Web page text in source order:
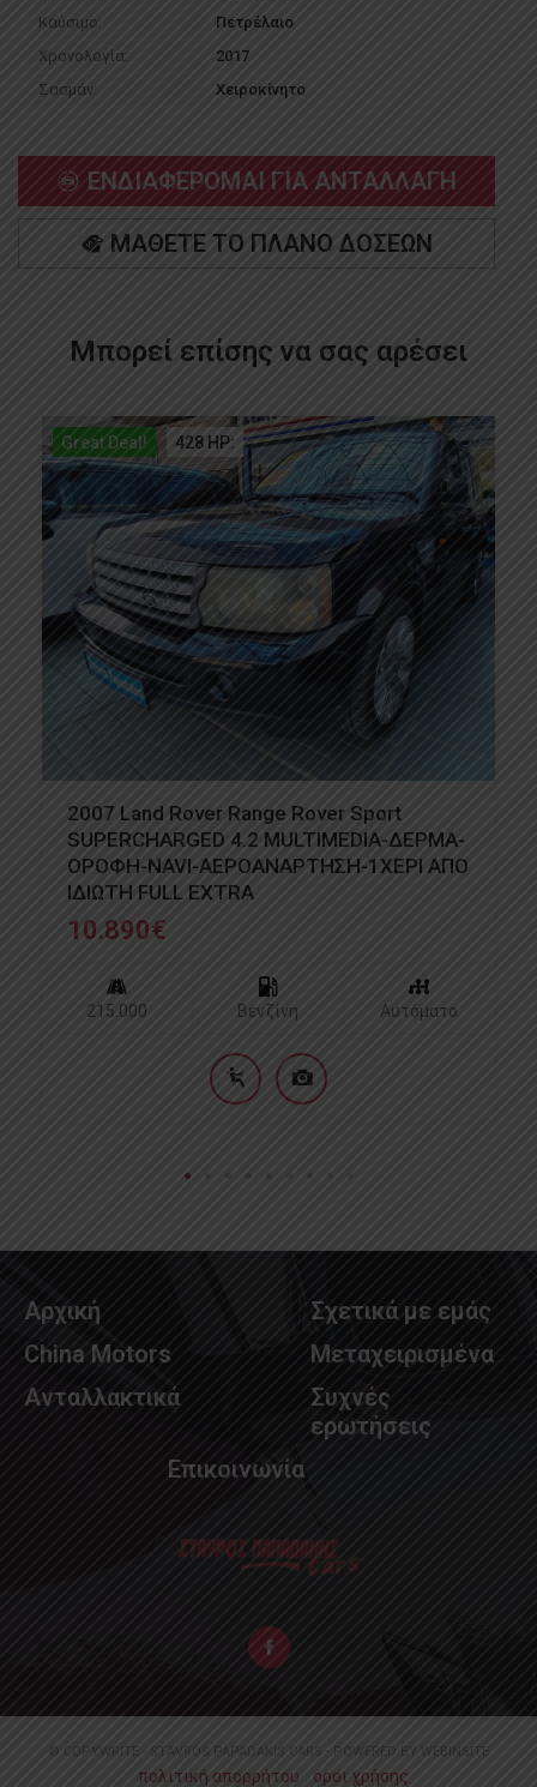
Καύσιμο:
Πετρέλαιο
Χρονολογία:
2017
Σασμάν:
Χειροκίνητο
ΕΝΔΙΑΦΕΡΟΜΑΙ ΓΙΑ ΑΝΤΑΛΛΑΓΗ
ΜΑΘΕΤΕ ΤΟ ΠΛΑΝΟ ΔΟΣΕΩΝ
Μπορεί επίσης να σας αρέσει
Great Deal! 101 HP:
2012 Renault Renault Clio 1.2 TCE 5ΘΥΡΟ -
EXPRESSION - ΕΛΛΗΝΙΚΗΣ
ΑΝΤΙΠΡΟΣΩΠΕΙΑΣ ΑΠΟ ΙΔΙΩΤΗ 1ΧΕΡΙ
CLIO
6.290€
95.000 Βενζίνη Χειροκίνητο
Αρχική
Σχετικά με εμάς
China Motors
Μεταχειρισμένα
Ανταλλακτικά
Συχνές
ερωτήσεις
Επικοινωνία
© COPYWRITE - STAVROS PAPADAKIS CARS - POWERED BY WEBINSITE
πολιτική απορρήτου όροι χρήσης